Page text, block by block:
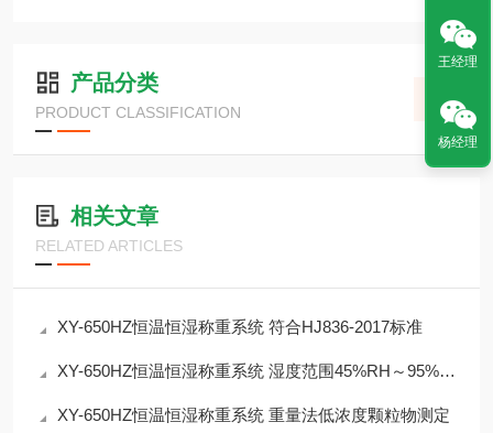
产品分类
PRODUCT CLASSIFICATION
相关文章
RELATED ARTICLES
XY-650HZ恒温恒湿称重系统 符合HJ836-2017标准
XY-650HZ恒温恒湿称重系统 湿度范围45%RH～95%RH
XY-650HZ恒温恒湿称重系统 重量法低浓度颗粒物测定
王经理
杨经理